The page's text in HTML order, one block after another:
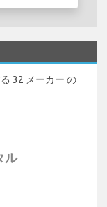
32 メーカー の
ル